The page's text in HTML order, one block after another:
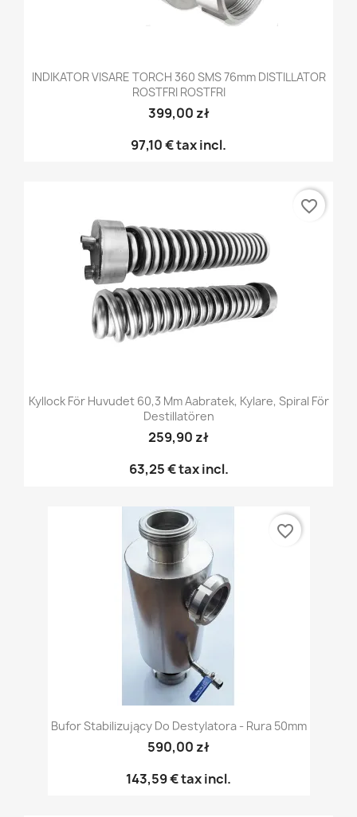
INDIKATOR VISARE TORCH 360 SMS 76mm DISTILLATOR
ROSTFRI ROSTFRI
399,00 zł
97,10 €tax incl.
Kyllock För Huvudet 60,3 Mm Aabratek, Kylare, Spiral För
Destillatören
259,90 zł
63,25 €tax incl.
favorite_border
Bufor Stabilizujący Do Destylatora - Rura 50mm
590,00 zł
143,59 €tax incl.
favorite_border